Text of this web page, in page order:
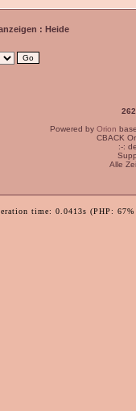
: Heide
Powered by Orion
CBACK
:-:
Alle
time: 0.0413s (PHP: